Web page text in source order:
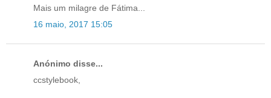
Mais um milagre de Fátima...
16 maio, 2017 15:05
Anónimo disse...
ccstylebook,